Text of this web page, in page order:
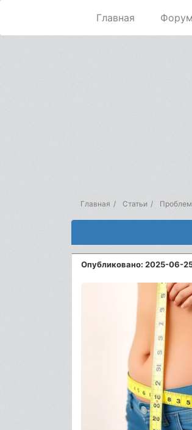
Главная Форум
Главная Статьи
Опубликовано: 2025-06-